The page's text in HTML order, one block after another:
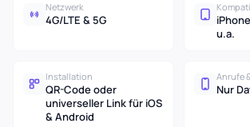
Netzwerk
4G/LTE & 5G
u.a.
Installation
QR-Code oder
universeller Link für iOS
& Android
Anrufe
Nur